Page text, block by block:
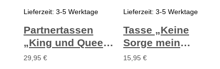
Lieferzeit: 3-5 Werktage
Partnertassen
„King und Queen“
inklusive
29,95 €
Lieferzeit: 3-5 Werktage
Tasse „Keine
Sorge mein
Schatz…“ – mit
15,95 €